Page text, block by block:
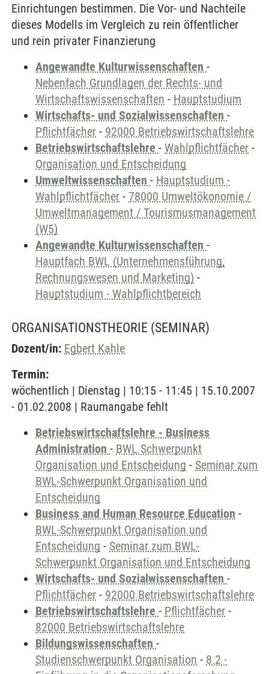
Einrichtungen bestimmen. Die Vor- und Nachteile
dieses Modells im Vergleich zu rein öffentlicher
und rein privater Finanzierung
Angewandte Kulturwissenschaften -
Nebenfach Grundlagen der Rechts- und
Wirtschaftswissenschaften - Hauptstudium
Wirtschafts- und Sozialwissenschaften -
Pflichtfächer - 92000 Betriebswirtschaftslehre
Betriebswirtschaftslehre - Wahlpflichtfächer -
Organisation und Entscheidung
Umweltwissenschaften - Hauptstudium -
Wahlpflichtfächer - 78000 Umweltökonomie /
Umweltmanagement / Tourismusmanagement
(W5)
Angewandte Kulturwissenschaften -
Hauptfach BWL (Unternehmensführung,
Rechnungswesen und Marketing) -
Hauptstudium - Wahlpflichtbereich
ORGANISATIONSTHEORIE (SEMINAR)
Dozent/in: Egbert Kahle
Termin:
wöchentlich | Dienstag | 10:15 - 11:45 | 15.10.2007
- 01.02.2008 | Raumangabe fehlt
Betriebswirtschaftslehre - Business
Administration - BWL Schwerpunkt
Organisation und Entscheidung - Seminar zum
BWL-Schwerpunkt Organisation und
Entscheidung
Business and Human Resource Education -
BWL-Schwerpunkt Organisation und
Entscheidung - Seminar zum BWL-
Schwerpunkt Organisation und Entscheidung
Wirtschafts- und Sozialwissenschaften -
Pflichtfächer - 92000 Betriebswirtschaftslehre
Betriebswirtschaftslehre - Pflichtfächer -
82000 Betriebswirtschaftslehre
Bildungswissenschaften -
Studienschwerpunkt Organisation - 8.2 -